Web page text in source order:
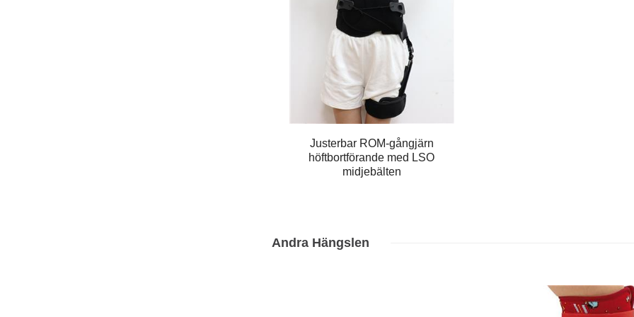
Justerbar ROM-gångjärn
höftbortförande med LSO
midjebälten
Andra Hängslen